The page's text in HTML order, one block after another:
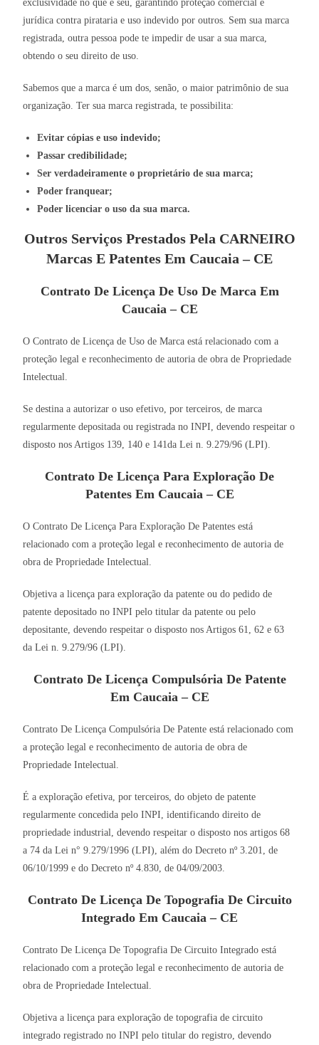
exclusividade no que é seu, garantindo proteção comercial e
jurídica contra pirataria e uso indevido por outros. Sem sua marca
registrada, outra pessoa pode te impedir de usar a sua marca,
obtendo o seu direito de uso.
Sabemos que a marca é um dos, senão, o maior patrimônio de sua
organização. Ter sua marca registrada, te possibilita:
Evitar cópias e uso indevido;
Passar credibilidade;
Ser verdadeiramente o proprietário de sua marca;
Poder franquear;
Poder licenciar o uso da sua marca.
Outros Serviços Prestados Pela CARNEIRO
Marcas E Patentes Em Caucaia – CE
Contrato De Licença De Uso De Marca Em
Caucaia – CE
O Contrato de Licença de Uso de Marca está relacionado com a
proteção legal e reconhecimento de autoria de obra de Propriedade
Intelectual.
Se destina a autorizar o uso efetivo, por terceiros, de marca
regularmente depositada ou registrada no INPI, devendo respeitar o
disposto nos Artigos 139, 140 e 141da Lei n. 9.279/96 (LPI).
Contrato De Licença Para Exploração De
Patentes Em Caucaia – CE
O Contrato De Licença Para Exploração De Patentes está
relacionado com a proteção legal e reconhecimento de autoria de
obra de Propriedade Intelectual.
Objetiva a licença para exploração da patente ou do pedido de
patente depositado no INPI pelo titular da patente ou pelo
depositante, devendo respeitar o disposto nos Artigos 61, 62 e 63
da Lei n. 9.279/96 (LPI).
Contrato De Licença Compulsória De Patente
Em Caucaia – CE
Contrato De Licença Compulsória De Patente está relacionado com
a proteção legal e reconhecimento de autoria de obra de
Propriedade Intelectual.
É a exploração efetiva, por terceiros, do objeto de patente
regularmente concedida pelo INPI, identificando direito de
propriedade industrial, devendo respeitar o disposto nos artigos 68
a 74 da Lei n° 9.279/1996 (LPI), além do Decreto nº 3.201, de
06/10/1999 e do Decreto nº 4.830, de 04/09/2003.
Contrato De Licença De Topografia De Circuito
Integrado Em Caucaia – CE
Contrato De Licença De Topografia De Circuito Integrado está
relacionado com a proteção legal e reconhecimento de autoria de
obra de Propriedade Intelectual.
Objetiva a licença para exploração de topografia de circuito
integrado registrado no INPI pelo titular do registro, devendo